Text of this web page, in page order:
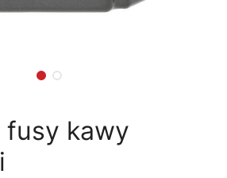
fusy kawy